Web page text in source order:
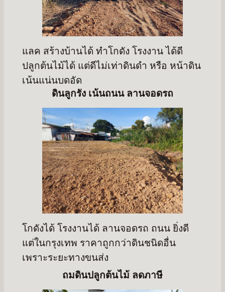
แลค สร้างบ้านได้ ทำโกดัง โรงงาน ได้ดี
ปลูกต้นไม้ได้ แต่ดีไม่เท่าดินดำ หรือ หน้าดิน
เน้นแน่นบดอัด
ดินลูกรัง เน้นถนน ลานจอดรถ
โกดังได้ โรงงานได้ ลานจอดรถ ถนน ยิ่งดี
แต่ในกรุงเทพ ราคาถูกกว่าดินชนิดอื่น
เพราะระยะทางขนส่ง
ถมดินปลูกต้นไม้ ลดภาษี